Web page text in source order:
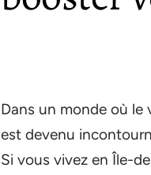
Dans un monde où le
est devenu
Si vous vivez en Île-